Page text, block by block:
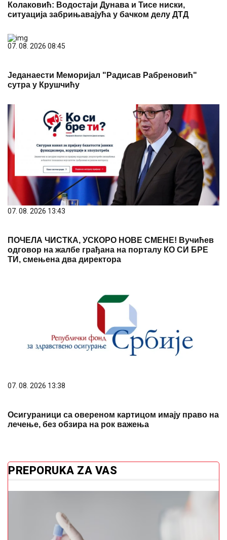
Колаковић: Водостаји Дунава и Тисе ниски,
ситуација забрињавајућа у бачком делу ДТД
07. 08. 2026 08:45
Једанаести Меморијал "Радисав Рабреновић"
сутра у Крушчићу
07. 08. 2026 13:43
ПОЧЕЛА ЧИСТКА, УСКОРО НОВЕ СМЕНЕ! Вучићев
одговор на жалбе грађана на порталу КО СИ БРЕ
ТИ, смењена два директора
07. 08. 2026 13:38
Осигураници са овереном картицом имају право на
лечење, без обзира на рок важења
PREPORUKA ZA VAS